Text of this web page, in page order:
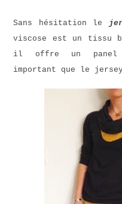
Sans hésitation le
viscose est un tissu
il offre un panel
important que le